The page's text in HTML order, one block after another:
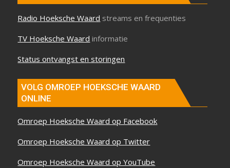
Radio Hoeksche Waard streams en frequenties
TV Hoeksche Waard informatie
Status ontvangst en storingen
VOLG OMROEP HOEKSCHE WAARD
ONLINE
Omroep Hoeksche Waard op Facebook
Omroep Hoeksche Waard op Twitter
Omroep Hoeksche Waard op YouTube